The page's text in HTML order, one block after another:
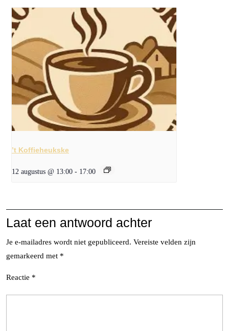
’t Koffieheukske
12 augustus @ 13:00 - 17:00
Laat een antwoord achter
Je e-mailadres wordt niet gepubliceerd. Vereiste velden zijn
gemarkeerd met *
Reactie *